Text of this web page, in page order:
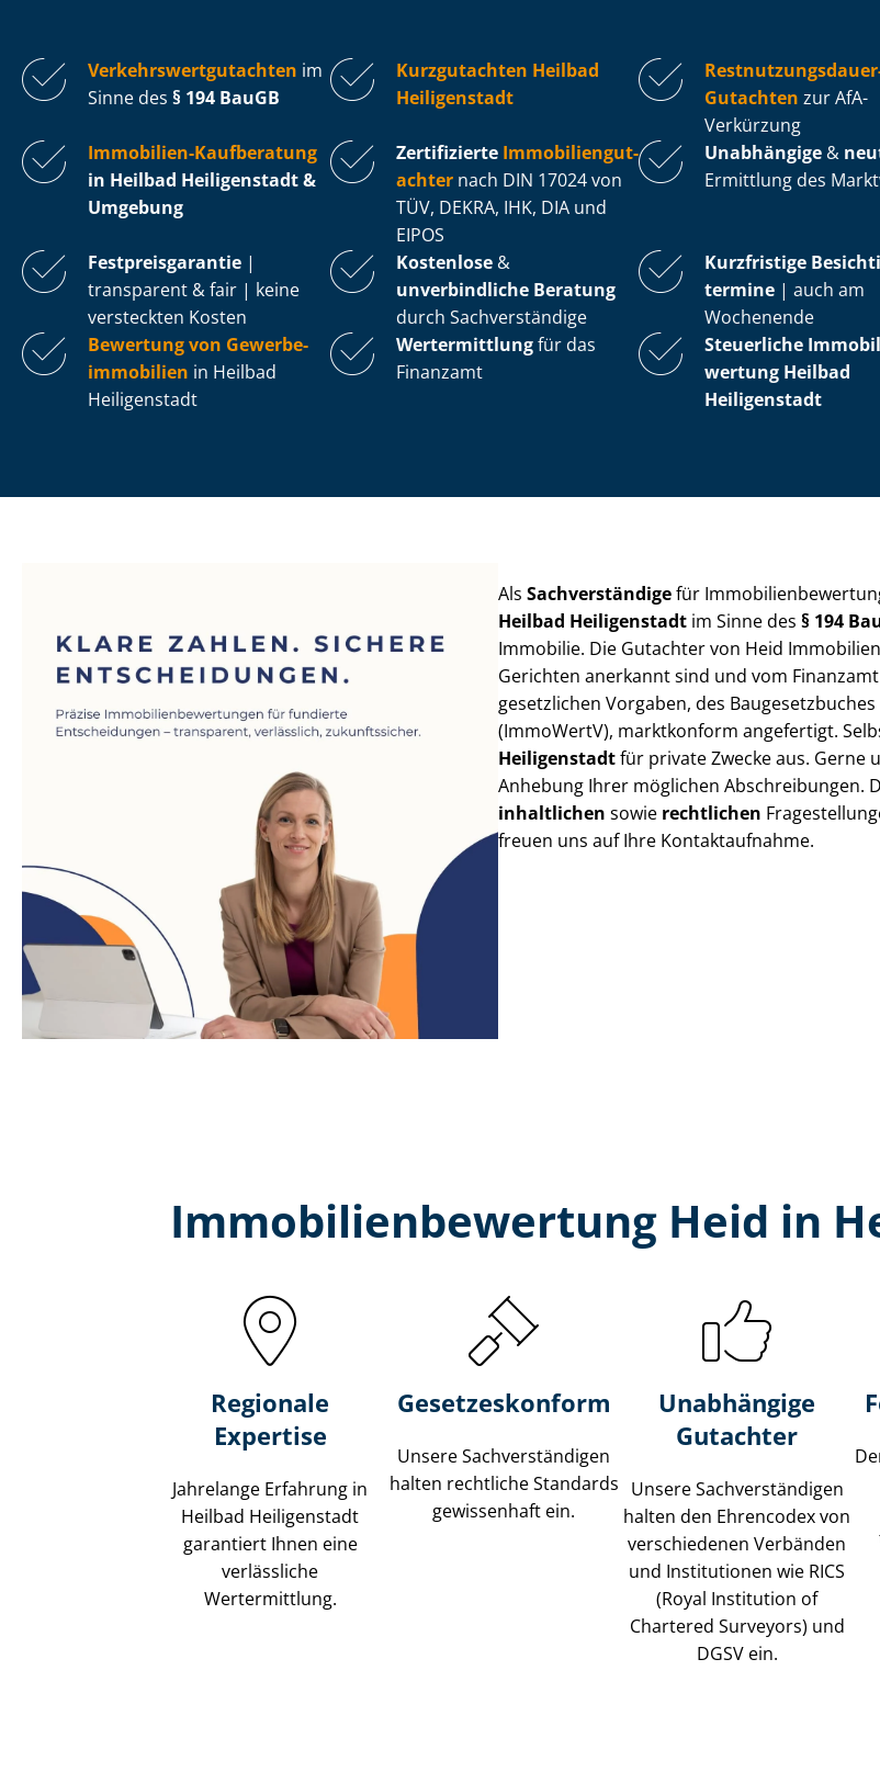
Ver­kehrs­wert­gut­ach­ten im
Sinne des § 194 BauGB
Kurzgutachten Heilbad
Heiligenstadt
Gutachten zur AfA-
Verkürzung
Immobilien-Kaufberatung
in Heilbad Heiligenstadt &
Umgebung
Zertifizierte Im­mo­bi­li­en­gut­
ach­ter nach DIN 17024 von
TÜV, DEKRA, IHK, DIA und
EIPOS
Unabhängige &
Ermittlung des
Fest­preis­ga­ran­tie |
transparent & fair | keine
versteckten Kosten
Kostenlose &
unverbindliche Beratung
durch Sachverständige
Kurzfristige
ter­mi­ne | auch am
Wochenende
Bewertung von Ge­wer­be­
im­mo­bi­li­en in Heilbad
Heiligenstadt
Wertermittlungfür das
Finanzamt
Steuerliche
wer­tung Heilbad
Heiligenstadt
AlsSachverständigefür
Heilbad Heiligenstadt im Sinne des§ 194
Immobilie. Die Gutachter von Heid
Gerichten anerkannt sind und vom
gesetzlichen Vorgaben, des
(ImmoWertV), marktkonform angefertigt.
Heiligenstadtfür private Zwecke aus. Gerne
Anhebung Ihrer möglichen Abschreibungen.
inhaltlichen sowie rechtlichen
freuen uns auf Ihre Kontaktaufnahme.
Immobilien­bewertung Heid in
Regionale
Expertise
Jahrelange Erfahrung in
Heilbad Heiligenstadt
garantiert Ihnen eine
verlässliche
Wertermittlung.
Gesetzes­konform
Unsere Sach­ver­stän­di­gen
halten rechtliche Standards
gewissenhaft ein.
Unabhängige
Gutachter
Unsere Sach­ver­stän­di­gen
halten den Ehrencodex von
verschiedenen Verbänden
und Institutionen wie RICS
(Royal Institution of
Chartered Surveyors) und
DGSV ein.